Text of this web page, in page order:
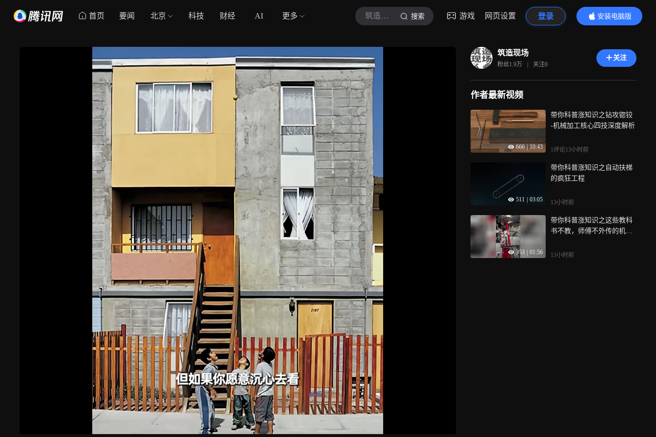
首页 要闻 北京 科技 财经 AI 更多 筑造现场 搜索 游戏 网页设置 登录
安装电脑版
内容更精彩
筑造现场
粉丝1.9万 | 关注0
关注
作者最新视频
666 | 10:43
带你科普涨知识之钻攻锪铰
-机械加工核心四技深度解析
1评论13小时前
511 03:05
带你科普涨知识之自动扶梯
的疯狂工程
13小时前
353 01:56
带你科普涨知识之这些教科
书不教，师傅不外传的机加
13小时前